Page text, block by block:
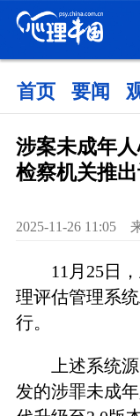
首页 要闻
涉案未成年
检察机关推
2025-11-26 11:05
11月25日
理评估管理系
行。
上述系统
发的涉罪未成